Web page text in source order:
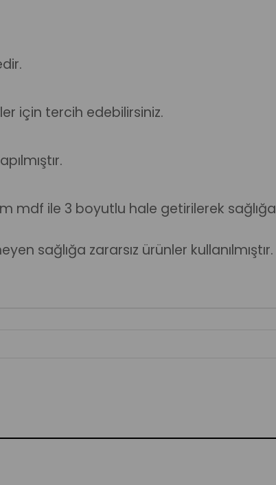
için tercih edebilirsiniz.
mdf ile 3 boyutlu hale getirilerek
sağlığa zararsız ürünler kullanılmıştır.